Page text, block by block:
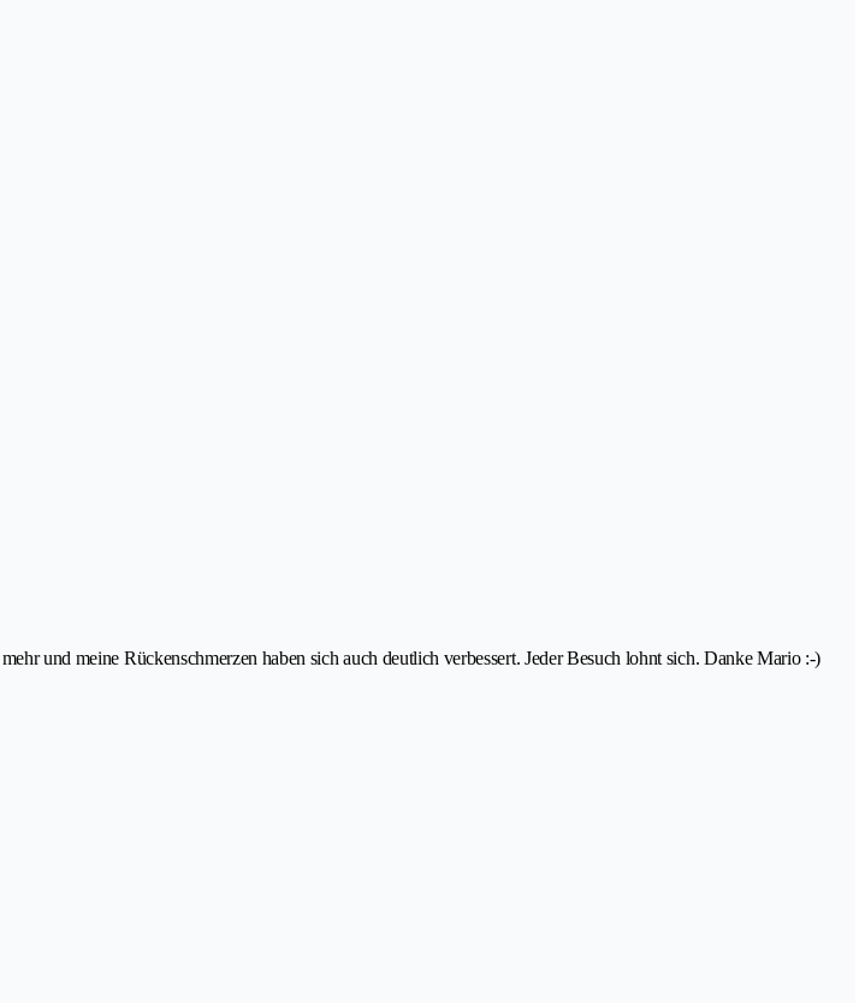
und meine Rückenschmerzen haben sich auch deutlich verbessert. Jeder Besuch lohnt sich. Danke Mario :-)